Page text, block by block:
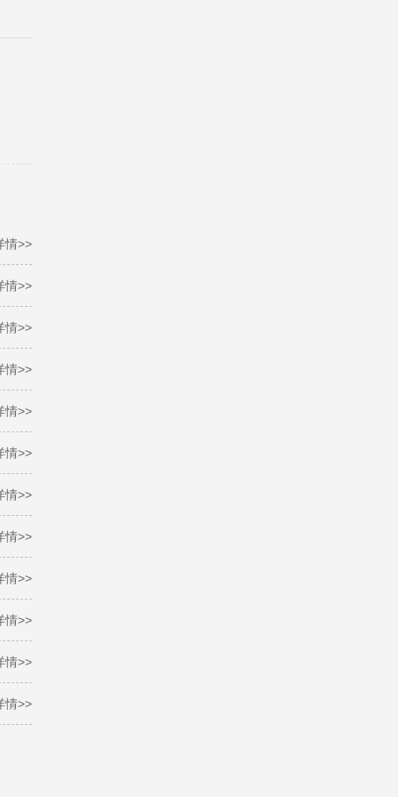
情>>
情>>
情>>
情>>
情>>
情>>
情>>
情>>
情>>
情>>
情>>
情>>